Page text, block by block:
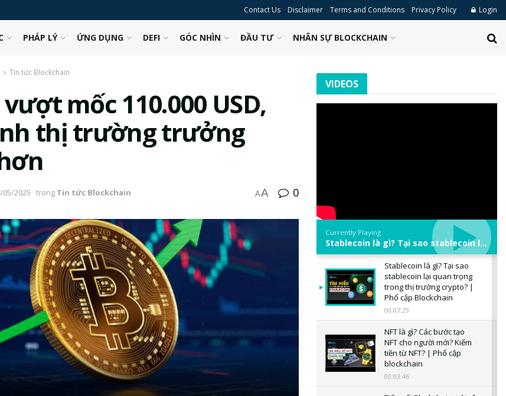
Contact Us Disclaimer Terms and Conditions Privacy Policy Login
PHÁP LÝ ỨNG DỤNG DEFI GÓC NHÌN ĐẦU TƯ NHÂN SỰ BLOCKCHAIN
Tin tức Blockchain
mốc 110.000 USD,
thị trường trưởng
05/2025 trong Tin tức Blockchain AA 0
VIDEOS
Currently Playing
Stablecoin là gì? Tại sao stablecoin lại quan trọng trong thị trường crypto? | Phổ cập Blockchain
Stablecoin là gì? Tại sao
stablecoin lại quan trọng
trong thị trường crypto? |
Phổ cập Blockchain
00:07:29
NFT là gì? Các bước tạo
NFT cho người mới? Kiếm
tiền từ NFT? | Phổ cập
blockchain
00:03:46